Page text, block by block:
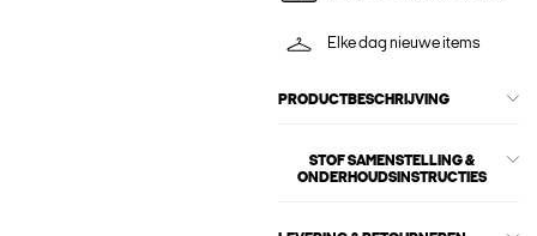
Elke dag nieuwe items
PRODUCTBESCHRIJVING
STOF SAMENSTELLING &
ONDERHOUDSINSTRUCTIES